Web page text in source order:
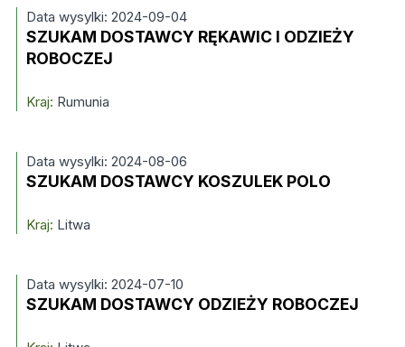
Data wysylki: 2024-09-04
SZUKAM DOSTAWCY RĘKAWIC I ODZIEŻY
ROBOCZEJ
Kraj: Rumunia
Data wysylki: 2024-08-06
SZUKAM DOSTAWCY KOSZULEK POLO
Kraj: Litwa
Data wysylki: 2024-07-10
SZUKAM DOSTAWCY ODZIEŻY ROBOCZEJ